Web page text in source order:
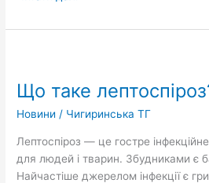
Що таке
Новини / Чигиринська ТГ
Лептоспіроз — це гостре
для людей і тварин. Збудниками є
Найчастіше джерелом інфекції є
лептоспіроз?